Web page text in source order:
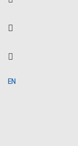
EN